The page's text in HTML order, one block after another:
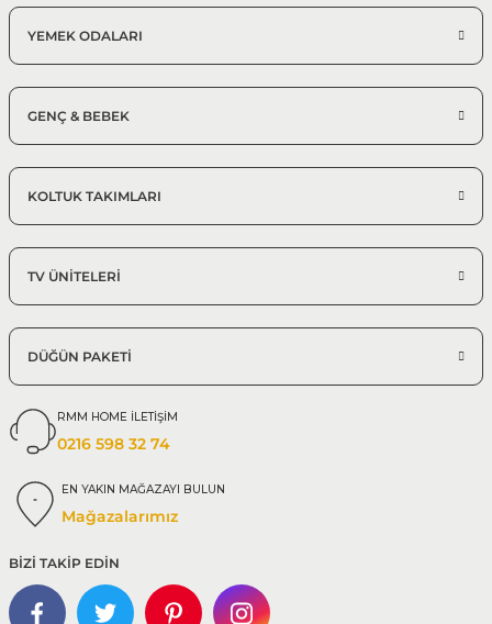
YEMEK ODALARI
GENÇ & BEBEK
KOLTUK TAKIMLARI
TV ÜNİTELERİ
DÜĞÜN PAKETİ
RMM HOME İLETİŞİM
0216 598 32 74
EN YAKIN MAĞAZAYI BULUN
Mağazalarımız
BİZİ TAKİP EDİN